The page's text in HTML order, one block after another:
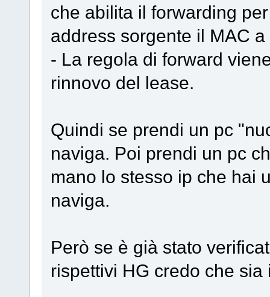
che abilita il forwarding
address sorgente il MAC
- La regola di forward
rinnovo del lease.
Quindi se prendi un pc
naviga. Poi prendi un pc
mano lo stesso ip che hai
naviga.
Però se è già stato
rispettivi HG credo che